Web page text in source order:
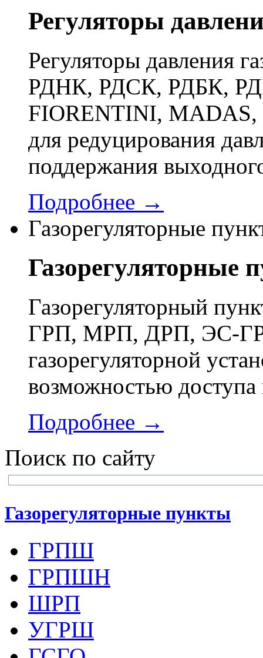
Регуляторы
Регуляторы давления
РДНК, РДСК, РДБК,
FIORENTINI, MADAS,
для редуцирования
поддержания
Подробнее →
Газорегуляторные
Газорегуляторные
Газорегуляторный
ГРП, МРП, ДРП, ЭС-
газорегуляторной
возможностью доступа
Подробнее →
Поиск по сайту
Газорегуляторные пункты
ГРПШ
ГРПШН
ШРП
УГРШ